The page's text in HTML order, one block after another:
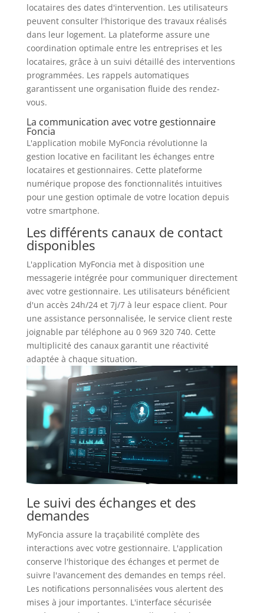
locataires des dates d'intervention. Les utilisateurs
peuvent consulter l'historique des travaux réalisés
dans leur logement. La plateforme assure une
coordination optimale entre les entreprises et les
locataires, grâce à un suivi détaillé des interventions
programmées. Les rappels automatiques
garantissent une organisation fluide des rendez-
vous.
La communication avec votre gestionnaire
Foncia
L'application mobile MyFoncia révolutionne la
gestion locative en facilitant les échanges entre
locataires et gestionnaires. Cette plateforme
numérique propose des fonctionnalités intuitives
pour une gestion optimale de votre location depuis
votre smartphone.
Les différents canaux de contact
disponibles
L'application MyFoncia met à disposition une
messagerie intégrée pour communiquer directement
avec votre gestionnaire. Les utilisateurs bénéficient
d'un accès 24h/24 et 7j/7 à leur espace client. Pour
une assistance personnalisée, le service client reste
joignable par téléphone au 0 969 320 740. Cette
multiplicité des canaux garantit une réactivité
adaptée à chaque situation.
Le suivi des échanges et des
demandes
MyFoncia assure la traçabilité complète des
interactions avec votre gestionnaire. L'application
conserve l'historique des échanges et permet de
suivre l'avancement des demandes en temps réel.
Les notifications personnalisées vous alertent des
mises à jour importantes. L'interface sécurisée